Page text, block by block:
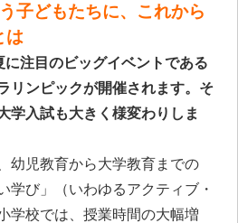
子どもたちに、これから
は
注目のビッグイベントである
リンピックが開催されます。 そ
学入試も大きく様変わりしま
幼児教育から大学教育までの
学び」（いわゆるアクティブ・
学校では、授業時間の大幅増